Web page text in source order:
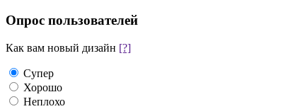
Опрос пользователей
Как вам новый дизайн [?]
Супер
Хорошо
Неплохо